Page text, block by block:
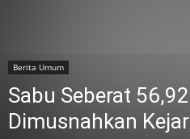
Berita Umum
Sabu Seberat
Dimusnahkan